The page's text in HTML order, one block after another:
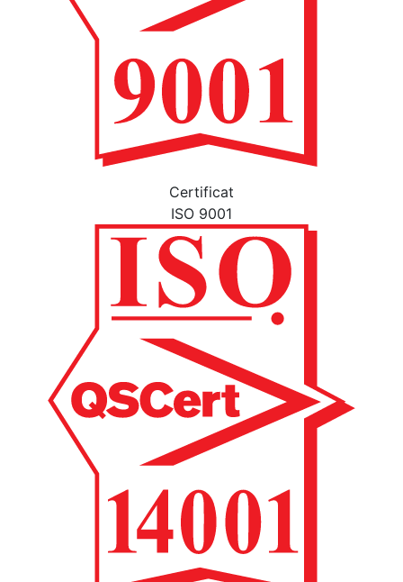
Certificat
ISO 9001